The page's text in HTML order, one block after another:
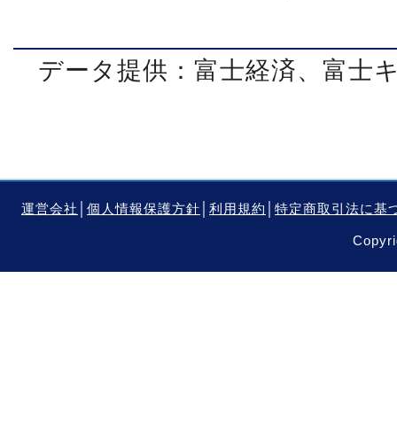
データ提供：富士経済、富士
運営会社 個人情報保護方針 利用規約 特定商取引法に基